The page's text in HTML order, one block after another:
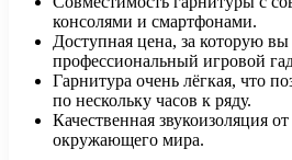
консолями и смартфонами.
Доступная цена, за которую вы
профессиональный игровой
Гарнитура очень лёгкая, что
по нескольку часов к ряду.
Качественная звукоизоляция
окружающего мира.